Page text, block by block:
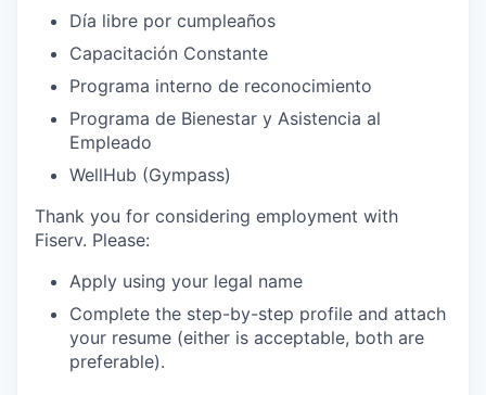
Día libre por cumpleaños
Capacitación Constante
Programa interno de reconocimiento
Programa de Bienestar y Asistencia al
Empleado
WellHub (Gympass)
Thank you for considering employment with
Fiserv. Please:
Apply using your legal name
Complete the step-by-step profile and attach
your resume (either is acceptable, both are
preferable).